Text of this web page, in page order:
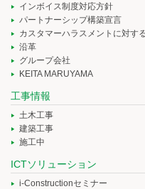
インボイス制度対応方針
パートナーシップ構築宣言
カスタマーハラスメントに対す
沿革
グループ会社
KEITA MARUYAMA
工事情報
土木工事
建築工事
施工中
ICTソリューション
i-Constructionセミナー